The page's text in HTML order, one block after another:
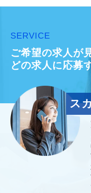
SERVICE
ご希望の求人が
どの求人に応募
ス